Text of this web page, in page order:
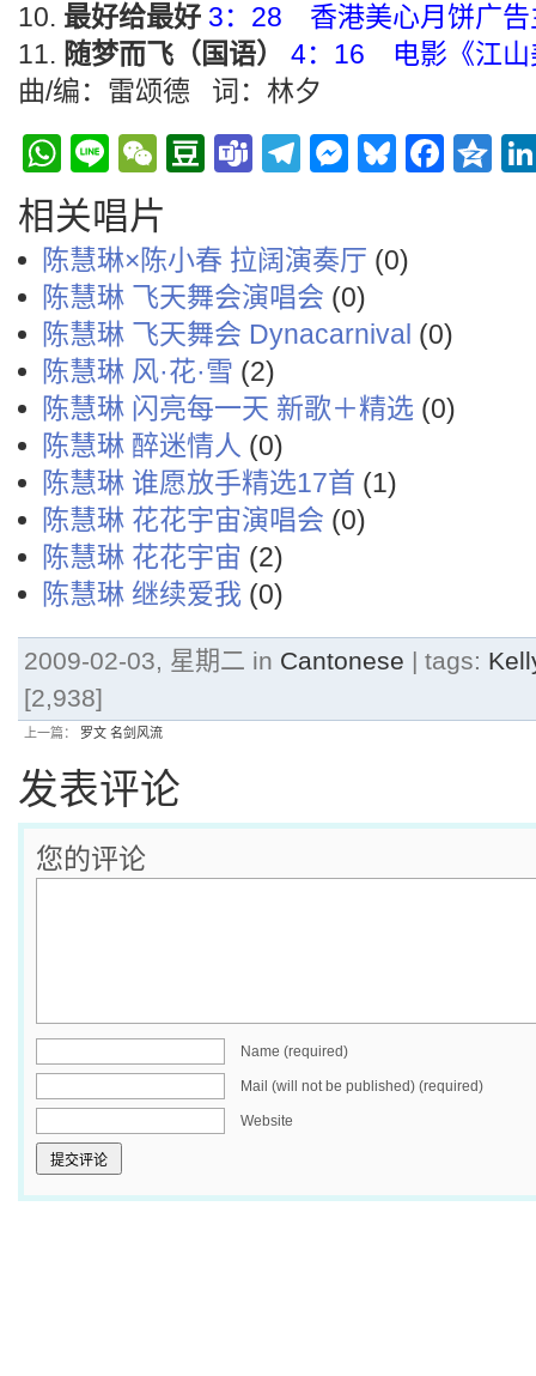
最好给最好 3：28 香港美心月饼广告
随梦而飞（国语）
4：16 电影《江山
曲/编：雷颂德 词：林夕
WhatsApp
LineWeChat
Douban
TeamsTelegramBluesky
相关唱片
陈慧琳×陈小春 拉阔演奏厅 (0)
陈慧琳 飞天舞会演唱会 (0)
陈慧琳 飞天舞会 Dynacarnival (0)
陈慧琳 风·花·雪 (2)
陈慧琳 闪亮每一天 新歌＋精选 (0)
陈慧琳 醉迷情人 (0)
陈慧琳 谁愿放手精选17首 (1)
陈慧琳 花花宇宙演唱会 (0)
陈慧琳 花花宇宙 (2)
陈慧琳 继续爱我 (0)
2009-02-03, 星期二 in Cantonese | tags:
[2,938]
上一篇： 罗文 名剑风流
发表评论
您的评论
Name (required)
Mail (will not be published) (required)
Website